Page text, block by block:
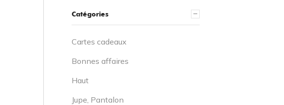
Catégories
Cartes cadeaux
Bonnes affaires
Haut
Jupe, Pantalon